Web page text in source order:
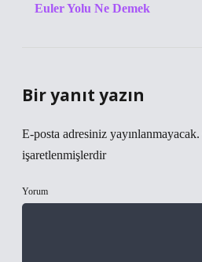
Euler Yolu Ne Demek
Bir yanıt yazın
E-posta adresiniz yayınlanmayacak.
işaretlenmişlerdir
Yorum